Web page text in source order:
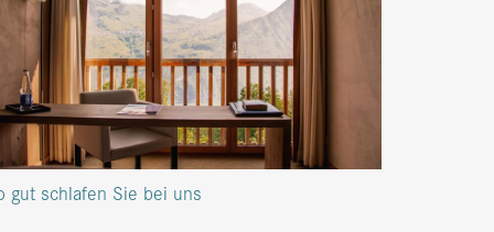
gut schlafen Sie bei uns